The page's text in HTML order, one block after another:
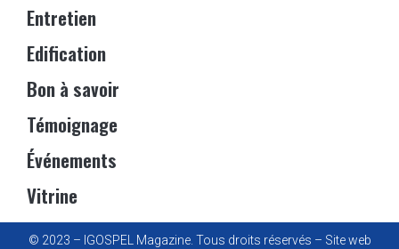
Entretien
Edification
Bon à savoir
Témoignage
Événements
Vitrine
© 2023 – IGOSPEL Magazine. Tous droits réservés – Site web